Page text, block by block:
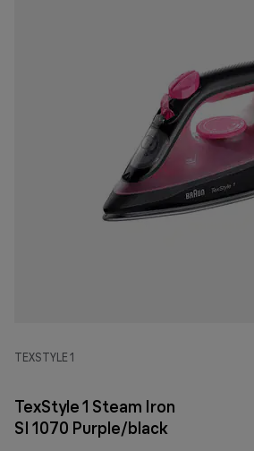
TEXSTYLE 1
TexStyle 1 Steam Iron
SI 1070 Purple/black